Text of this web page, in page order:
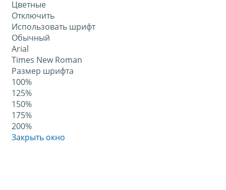
Цветные
Отключить
Использовать шрифт
Обычный
Arial
Times New Roman
Размер шрифта
100%
125%
150%
175%
200%
Закрыть окно